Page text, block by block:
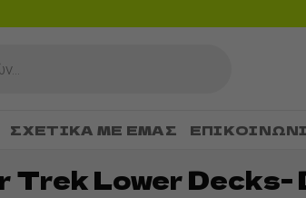
ΣΧΕΤΙΚΆ ΜΕ ΕΜΆΣ
Lower Decks-